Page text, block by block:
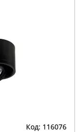
Код: 116076